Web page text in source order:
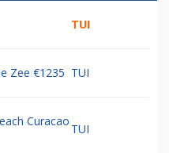
TUI
Zee €1235 TUI
Curacao
TUI